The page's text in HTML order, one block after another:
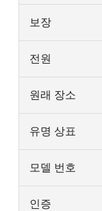
보장
전원
원래 장소
유명 상표
모델 번호
인증